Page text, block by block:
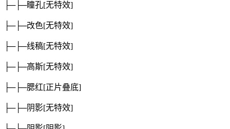
├─├─瞳孔[无特效]
├─├─改色[无特效]
├─├─线稿[无特效]
├─├─高斯[无特效]
├─├─腮红[正片叠底]
├─├─阴影[无特效]